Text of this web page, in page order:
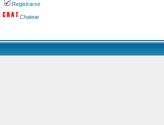
Registrarse
Chatear